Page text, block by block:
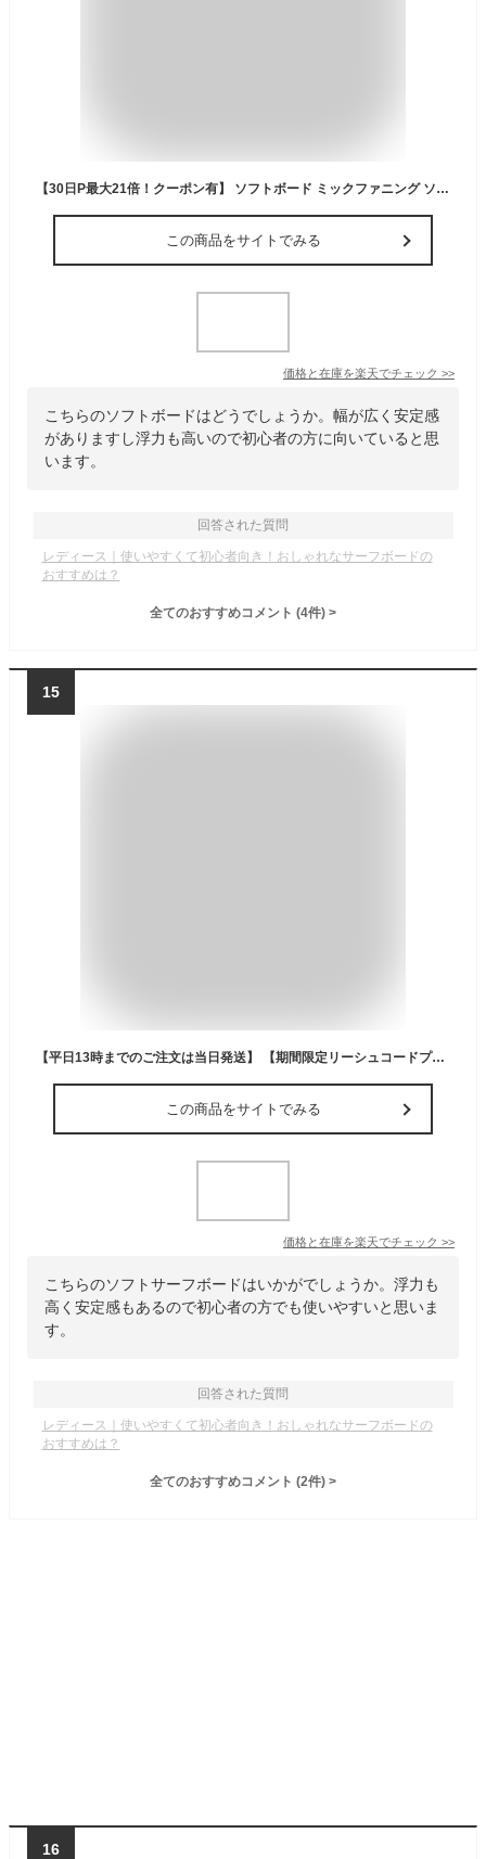
【30日P最大21倍！クーポン有】 ソフトボード ミックファニング ソフトサーフボード ザ ビースティ 7’6 MICK FANNING SOFT BOARDS THE BEASTIE FCS2 リーシュコードプレゼント トライフィン ファンボード ビースト サーフィン おすすめ 人気
この商品をサイトでみる
価格と在庫を楽天でチェック >>
こちらのソフトボードはどうでしょうか。幅が広く安定感
がありますし浮力も高いので初心者の方に向いていると思
います。
回答された質問
レディース｜使いやすくて初心者向き！おしゃれなサーフボードの
おすすめは？
全てのおすすめコメント (4件) >
15
【平日13時までのご注文は当日発送】 【期間限定リーシュコードプレゼント】 ソフトサーフボード 6'6 ウェーブバンディッド パフォマー 白浜マリーナコラボモデル WB WAVE BANDID PERFORMER SMU TQZ PILSNER CATCH SURF キャッチサーフ ソフトサーフボード
この商品をサイトでみる
価格と在庫を楽天でチェック >>
こちらのソフトサーフボードはいかがでしょうか。浮力も
高く安定感もあるので初心者の方でも使いやすいと思いま
す。
回答された質問
レディース｜使いやすくて初心者向き！おしゃれなサーフボードの
おすすめは？
全てのおすすめコメント (2件) >
16